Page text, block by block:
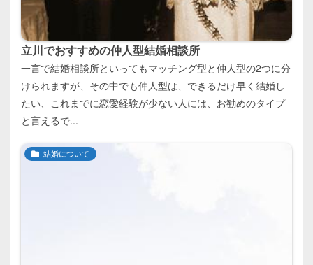
立川でおすすめの仲人型結婚相談所
一言で結婚相談所といってもマッチング型と仲人型の2つに分
けられますが、その中でも仲人型は、できるだけ早く結婚し
たい、これまでに恋愛経験が少ない人には、お勧めのタイプ
と言えるで...
結婚について